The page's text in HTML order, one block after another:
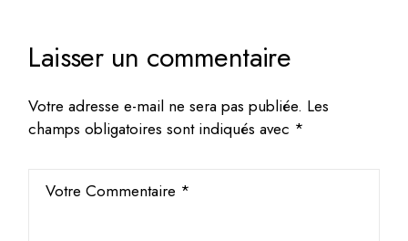
Laisser un commentaire
Votre adresse e-mail ne sera pas publiée. Les
champs obligatoires sont indiqués avec *